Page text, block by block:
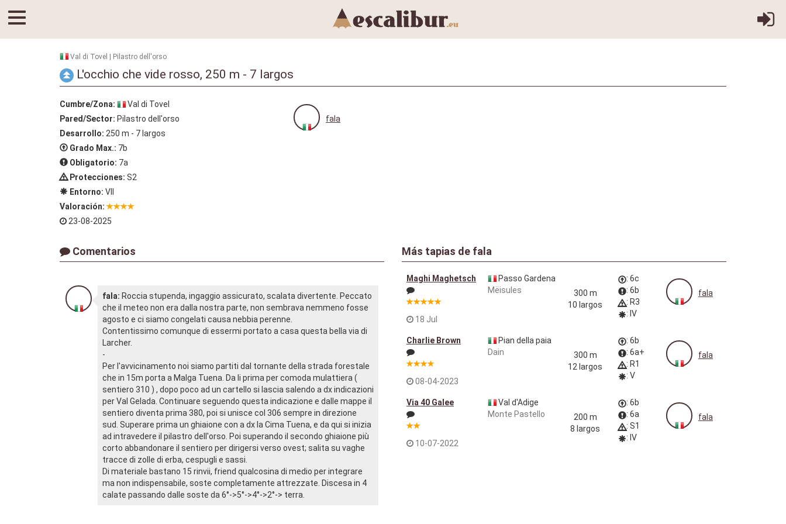
Val di Tovel | Pilastro dell'orso
L'occhio che vide rosso, 250 m - 7 largos
Cumbre/Zona:
Val di Tovel
Pared/Sector: Pilastro dell'orso
Desarrollo: 250 m - 7 largos
Grado Max.: 7b
Obligatorio: 7a
Protecciones: S2
Entorno: VII
Valoración:
23-08-2025
fala
Comentarios
fala: Roccia stupenda, ingaggio assicurato, scalata divertente. Peccato
che il meteo non era dalla nostra parte, non sembrava nemmeno fosse
agosto e ci siamo congelati causa nebbia perenne.
Contentissimo comunque di essermi portato a casa questa bella via di
Larcher.
-
Per l'avvicinamento noi siamo partiti dal tornante della strada forestale
che in 15m porta a Malga Tuena. Da li prima per comoda mulattiera (
sentiero 310 ) , dopo poco ad un cartello si lascia salendo a dx indicazioni
per Val Gelada. Continuare seguendo questa indicazione e dalle mappe il
sentiero diventa prima 380, poi si unisce col 306 sempre in direzione
sud. Superare prima un ghiaione con a dx la Cima Tuena, e da qui si inizia
ad intravedere il pilastro dell'orso. Poi superando il secondo ghiaione più
corto abbandonare il sentiero per dirigersi verso ovest; salita su vaghe
tracce di zolle di erba, cespugli e sassi.
Di materiale bastano 15 rinvii, friend qualcosina di medio per integrare
ma non indispensabile, soste completamente attrezzate. Discesa in 4
calate passando dalle soste da 6°->5°->4°->2°-> terra.
Más tapias de fala
Maghi Maghetsch
18 Jul
Passo Gardena
Mëisules
300 m
10 largos
: 6c
: 6b
: R3
: IV
fala
Charlie Brown
08-04-2023
Pian della paia
Dain
300 m
12 largos
: 6b
: 6a+
: R1
: V
fala
Via 40 Galee
10-07-2022
Val d'Adige
Monte Pastello
200 m
8 largos
: 6b
: 6a
: S1
: IV
fala